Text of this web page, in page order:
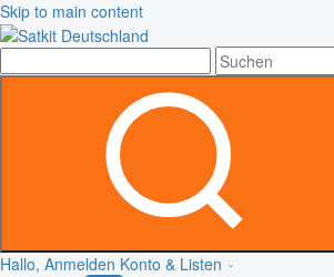
Skip to main content
Hallo, Anmelden Konto & Listen